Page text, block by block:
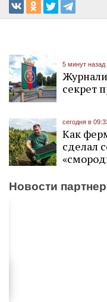
5 минут назад
секрет
сегодня в
Как
сделал
Новости